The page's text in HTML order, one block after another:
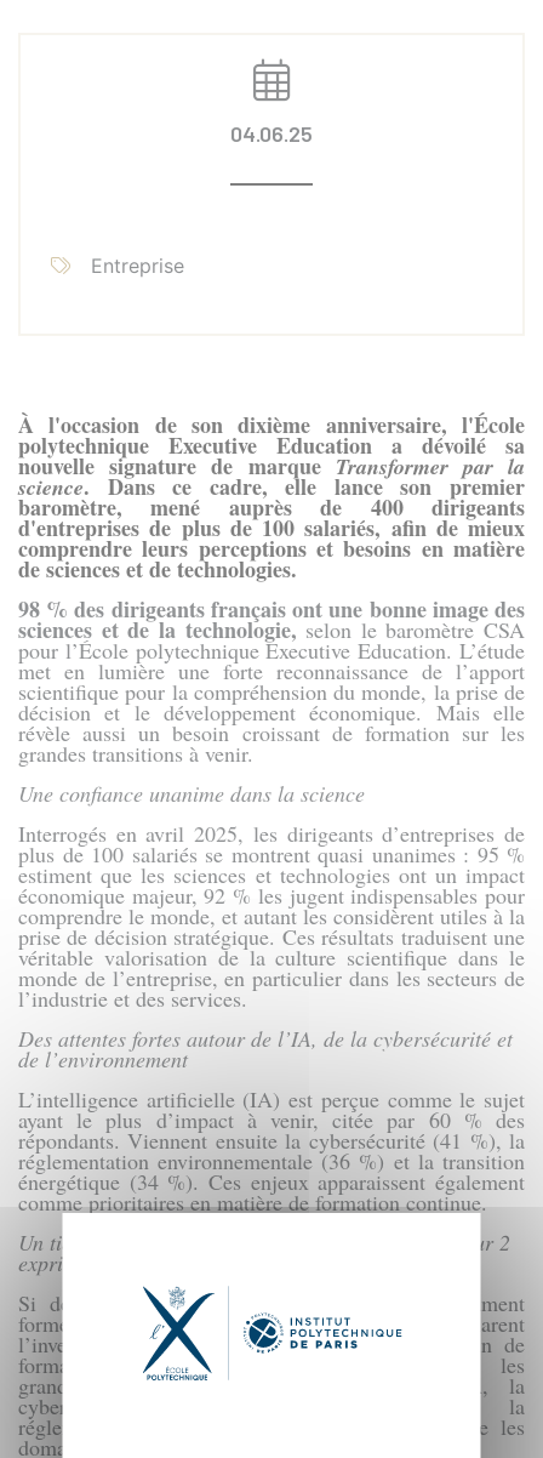
04.06.25
Entreprise
À l'occasion de son dixième anniversaire, l'École
polytechnique Executive Education a dévoilé sa
nouvelle signature de marque Transformer par la
science. Dans ce cadre, elle lance son premier
baromètre, mené auprès de 400 dirigeants
d'entreprises de plus de 100 salariés, afin de mieux
comprendre leurs perceptions et besoins en matière
de sciences et de technologies.
98 % des dirigeants français ont une bonne image des
sciences et de la technologie, selon le baromètre CSA
pour l’École polytechnique Executive Education. L’étude
met en lumière une forte reconnaissance de l’apport
scientifique pour la compréhension du monde, la prise de
décision et le développement économique. Mais elle
révèle aussi un besoin croissant de formation sur les
grandes transitions à venir.
Une confiance unanime dans la science
Interrogés en avril 2025, les dirigeants d’entreprises de
plus de 100 salariés se montrent quasi unanimes : 95 %
estiment que les sciences et technologies ont un impact
économique majeur, 92 % les jugent indispensables pour
comprendre le monde, et autant les considèrent utiles à la
prise de décision stratégique. Ces résultats traduisent une
véritable valorisation de la culture scientifique dans le
monde de l’entreprise, en particulier dans les secteurs de
l’industrie et des services.
Des attentes fortes autour de l’IA, de la cybersécurité et
de l’environnement
L’intelligence artificielle (IA) est perçue comme le sujet
ayant le plus d’impact à venir, citée par 60 % des
répondants. Viennent ensuite la cybersécurité (41 %), la
réglementation environnementale (36 %) et la transition
énergétique (34 %). Ces enjeux apparaissent également
comme prioritaires en matière de formation continue.
Un tiers des dirigeants en manque de formation, 1 sur 2
exprime un besoin pour ses équipes
Si deux tiers des dirigeants se sentent suffisamment
formés aux sciences et technologies, 33 % déclarent
l’inverse. Et ils sont 50 % à exprimer un besoin de
formation complémentaire, en particulier dans les
grandes entreprises et en Île-de-France. L’IA, la
cybersécurité, la transition énergétique et la
réglementation environnementale ressortent comme les
domaines de formation les plus attendus.